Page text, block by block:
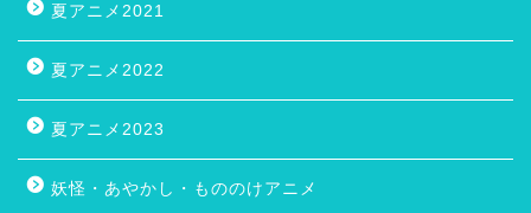
夏アニメ2021
夏アニメ2022
夏アニメ2023
妖怪・あやかし・もののけアニメ